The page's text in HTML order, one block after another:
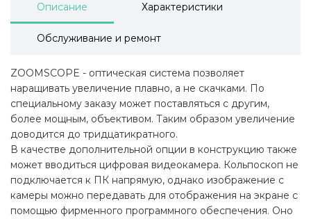
Описание Характеристики
Обслуживание и ремонт
ZOOMSCOPE - оптическая система позволяет
наращивать увеличение плавно, а не скачками. По
специальному заказу может поставляться с другим,
более мощным, объективом. Таким образом увеличение
доводится до тридцатикратного.
В качестве дополнительной опции в конструкцию также
может вводиться цифровая видеокамера. Кольпоскоп не
подключается к ПК напрямую, однако изображение с
камеры можно передавать для отображения на экране с
помощью фирменного программного обеспечения. Оно